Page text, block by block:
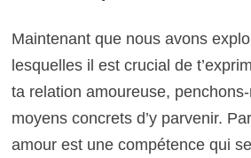
Maintenant que nous avons
lesquelles il est crucial de
ta relation amoureuse,
moyens concrets d’y parvenir.
amour est une compétence qui